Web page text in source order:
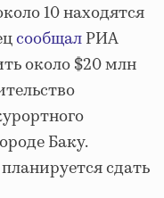
10 находятся
сообщалРИА
около $20 млн
Баку.
сдать